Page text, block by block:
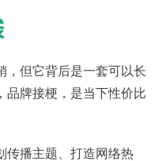
，但它背后是一套可以长
品牌接梗，是当下性价比
传播主题、打造网络热